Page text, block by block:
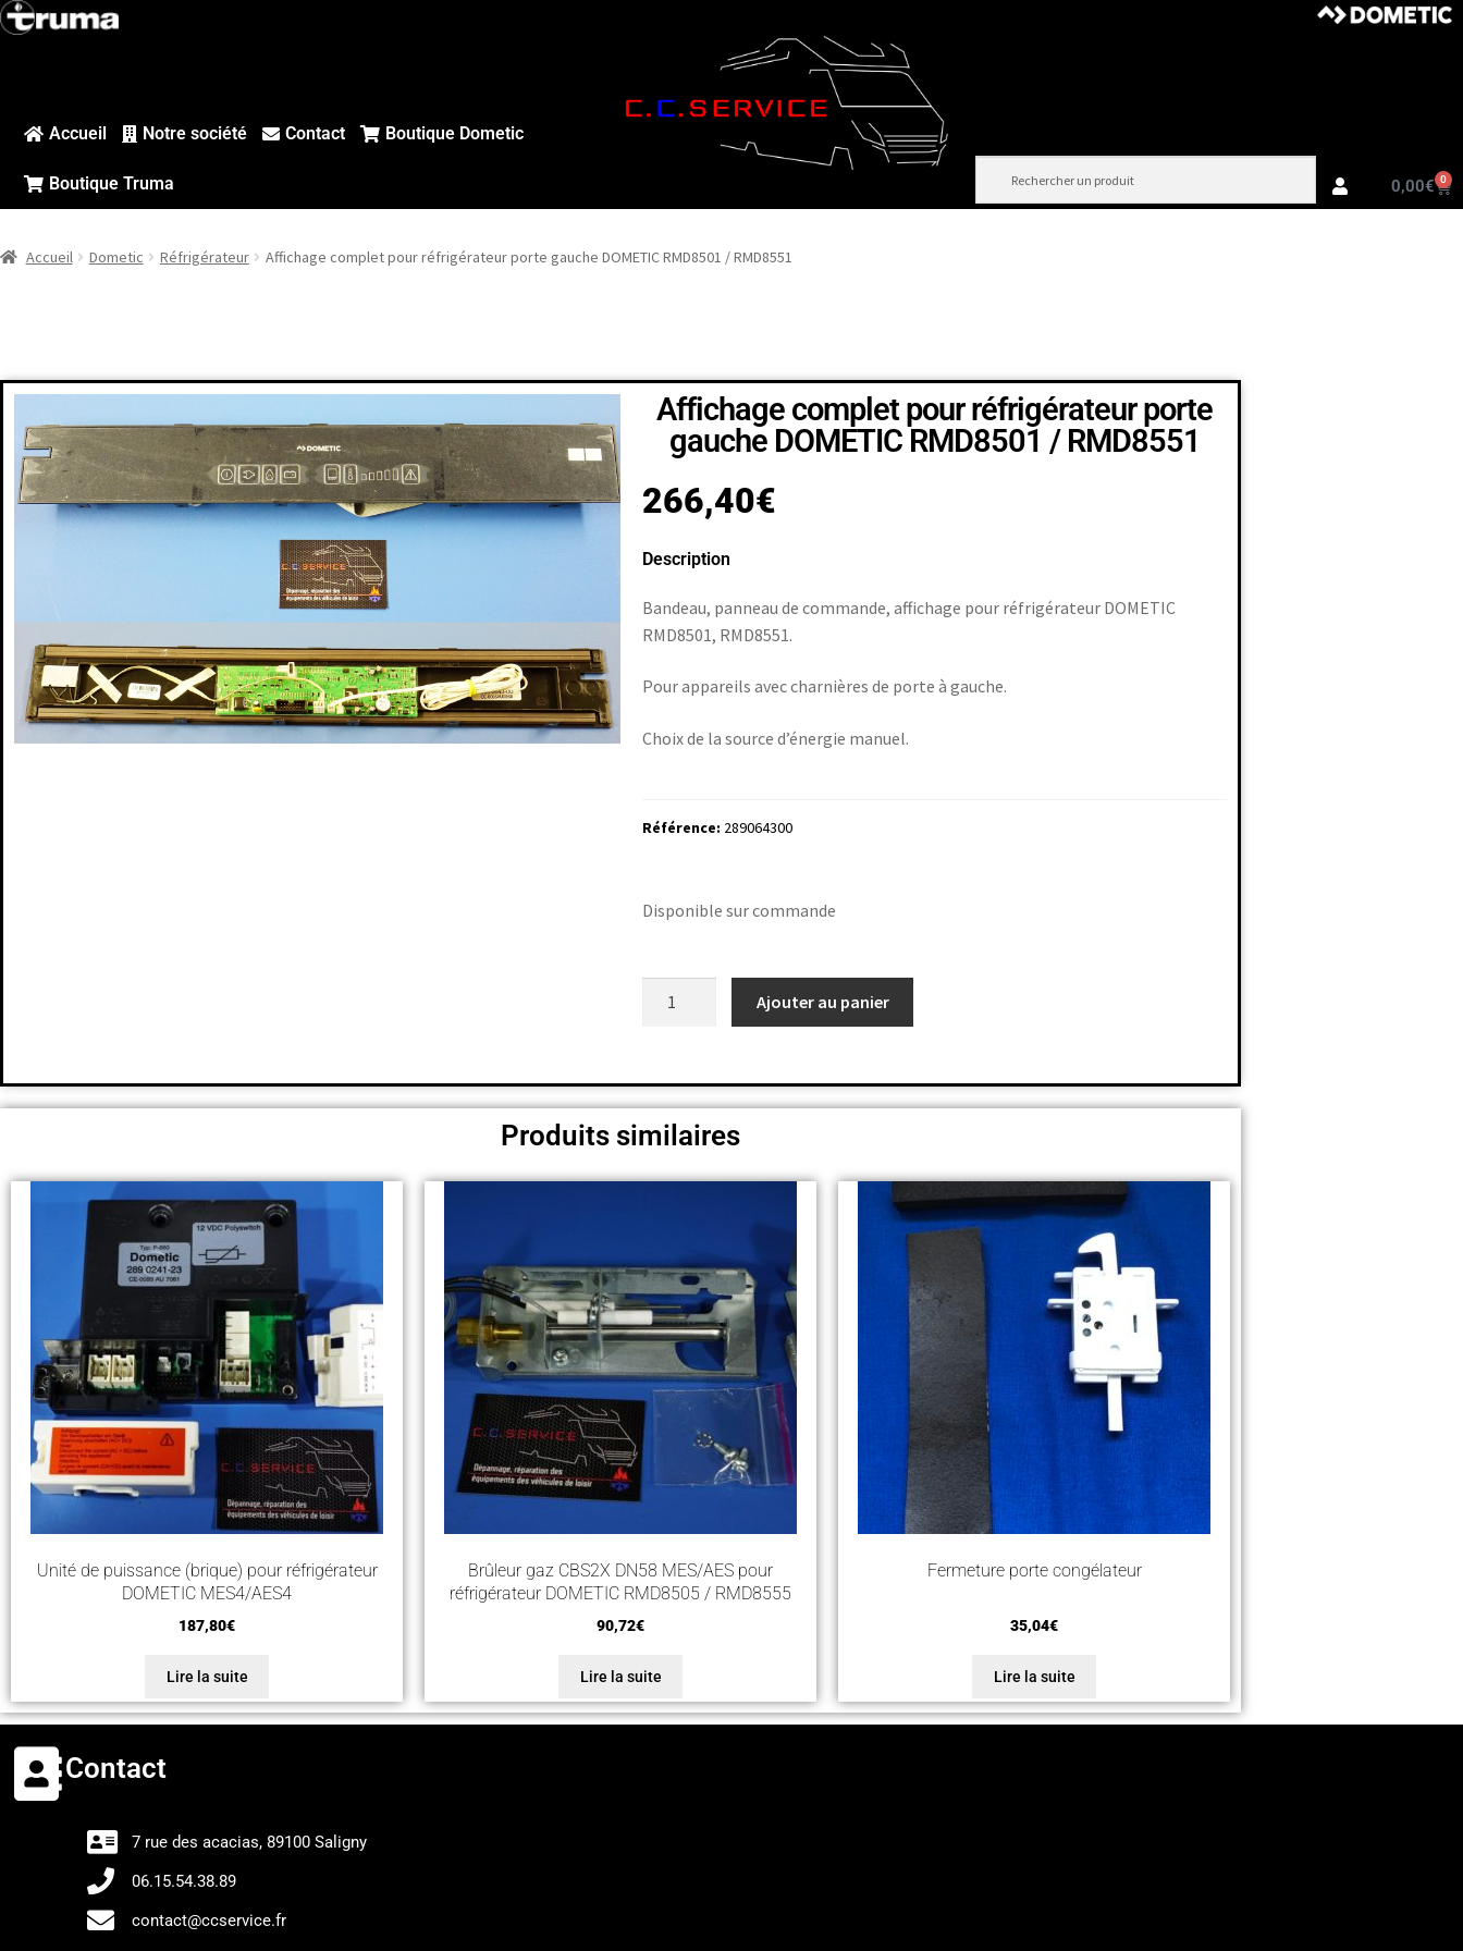
Accueil Notre société Contact Boutique Dometic
Boutique Truma 0,00€ 0
Accueil Dometic Réfrigérateur Affichage complet pour réfrigérateur porte gauche DOMETIC RMD8501 / RMD8551
Affichage complet pour réfrigérateur porte
gauche DOMETIC RMD8501 / RMD8551
266,40€
Description
Bandeau, panneau de commande, affichage pour réfrigérateur DOMETIC
RMD8501, RMD8551.
Pour appareils avec charnières de porte à gauche.
Choix de la source d’énergie manuel.
Référence: 289064300
Disponible sur commande
Ajouter au panier
Produits similaires
Unité de puissance (brique) pour réfrigérateur
DOMETIC MES4/AES4
187,80€
Lire la suite
Brûleur gaz CBS2X DN58 MES/AES pour
réfrigérateur DOMETIC RMD8505 / RMD8555
90,72€
Lire la suite
Fermeture porte congélateur
35,04€
Lire la suite
Contact
7 rue des acacias, 89100 Saligny
06.15.54.38.89
contact@ccservice.fr